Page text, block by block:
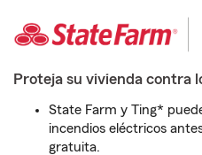
Proteja su vivienda contra
State Farm y Ting*
incendios eléctricos
gratuita.